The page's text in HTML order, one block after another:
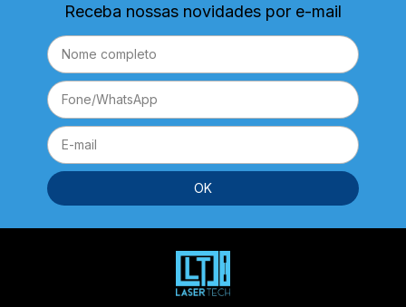
Receba nossas novidades por e-mail